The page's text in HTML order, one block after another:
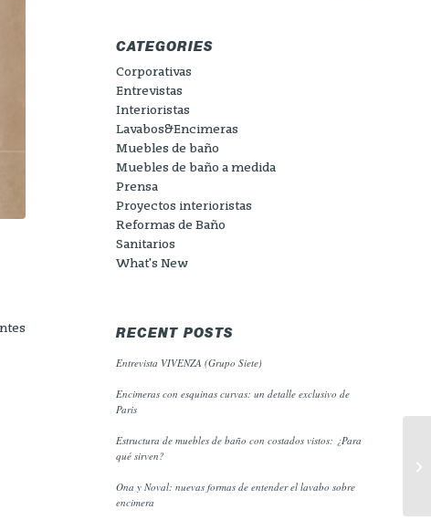
CATEGORIES
Corporativas
Entrevistas
Interioristas
Lavabos&Encimeras
Muebles de baño
Muebles de baño a medida
Prensa
Proyectos interioristas
Reformas de Baño
Sanitarios
What's New
RECENT POSTS
Entrevista VIVENZA (Grupo Siete)
Encimeras con esquinas curvas: un detalle exclusivo de
Paris
Estructura de muebles de baño con costados vistos: ¿Para
qué sirven?
Ona y Noval: nuevas formas de entender el lavabo sobre
encimera